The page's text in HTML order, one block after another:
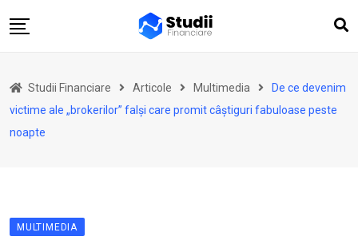
to
Actualitate
Investiții
Studii Financiare Articole Multimedia
De ce devenim
victime ale „brokerilor” falși care promit câștiguri fabuloase peste
noapte
MULTIMEDIA